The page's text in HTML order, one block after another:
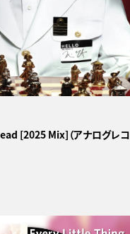
[2025 Mix]（アナログレコ